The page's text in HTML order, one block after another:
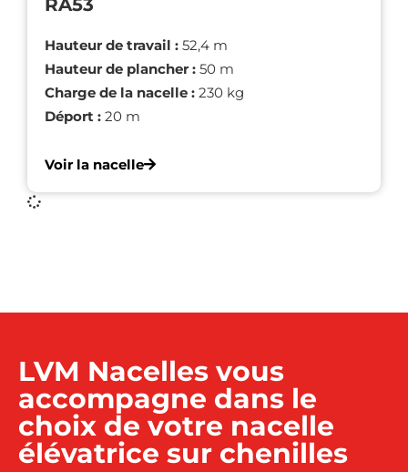
RA53
Hauteur de travail : 52,4 m
Hauteur de plancher : 50 m
Charge de la nacelle : 230 kg
Déport : 20 m
Voir la nacelle
LVM Nacelles vous
accompagne dans le
choix de votre nacelle
élévatrice sur chenilles